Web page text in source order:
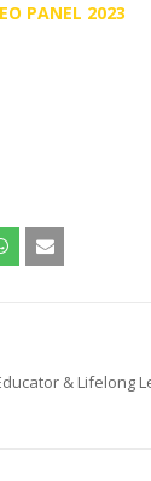
PANEL 2023
& Lifelong